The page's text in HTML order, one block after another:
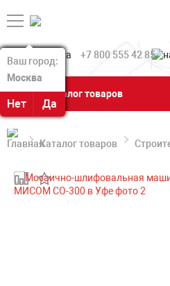
Ваш город:
Москва
Нет Да
Ваш город:
Москва
Нет Да
+7 800 555 42 85
Каталог товаров
Каталог товаров